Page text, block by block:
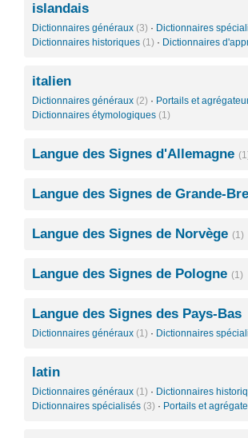
islandais
Dictionnaires généraux (3) · Dictionnaires
Dictionnaires historiques (1) · Dictionnaires
italien
Dictionnaires généraux (2) · Portails et
Dictionnaires étymologiques (1)
Langue des Signes d'Allemagne
Langue des Signes de Grande-
Langue des Signes de Norvège (1)
Langue des Signes de Pologne (1)
Langue des Signes des Pays-Bas
Dictionnaires généraux (1) · Dictionnaires
latin
Dictionnaires généraux (1) · Dictionnaires
Dictionnaires spécialisés (3) · Portails et